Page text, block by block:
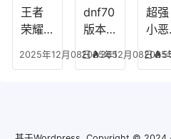
个好
炉攻
略图
王者
荣耀S
最强
2025年12月08日 365
dnf70
版本
药装
药流
2025年12月08日
超强
小恶
容搭
小恶
2025